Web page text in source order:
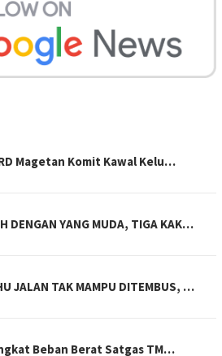
Magetan Komit Kawal Kelu…
DENGAN YANG MUDA, TIGA KAK…
JALAN TAK MAMPU DITEMBUS, …
Beban Berat Satgas TM…